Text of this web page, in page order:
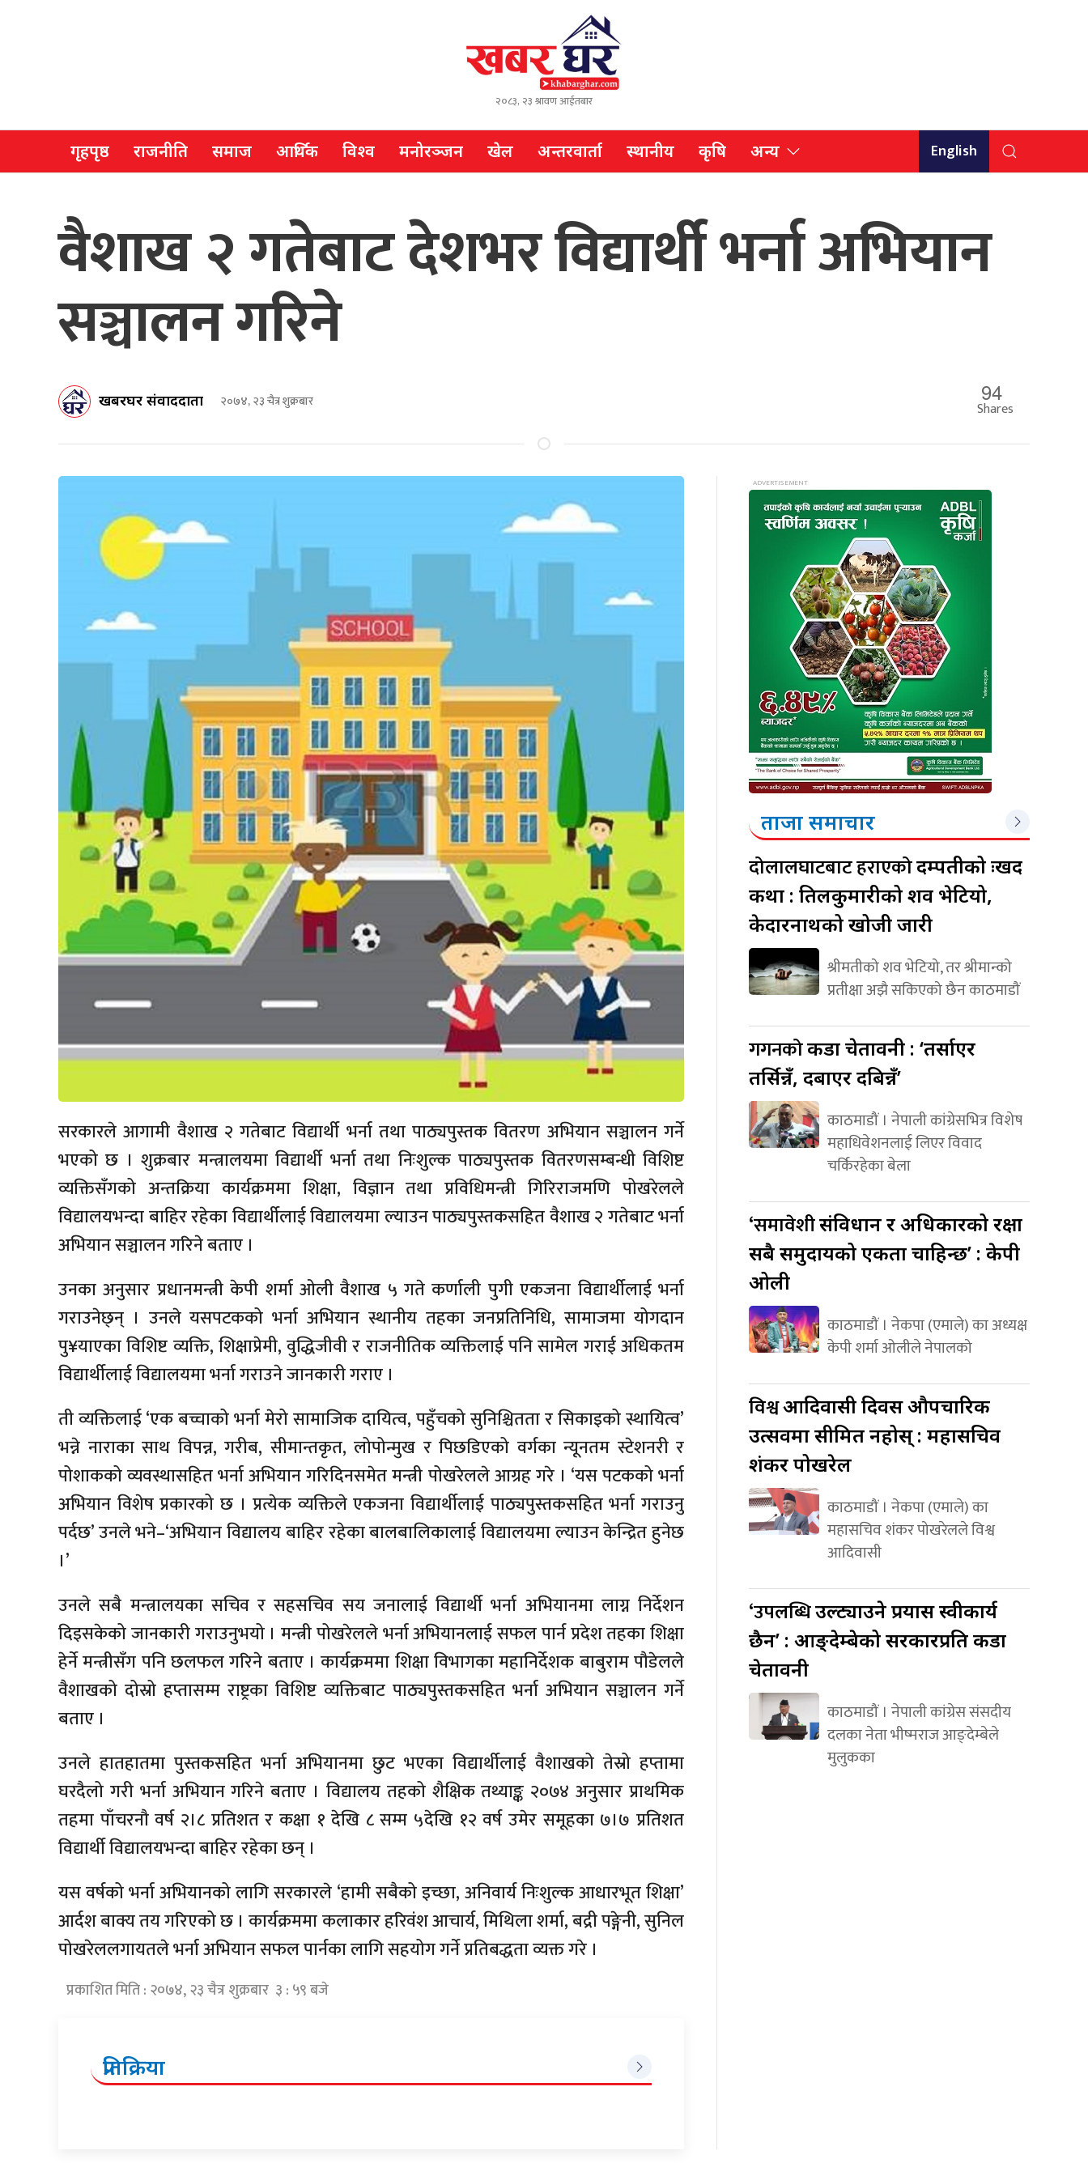
२०८३, २३ श्रावण आईतबार
गृहपृष्ठ राजनीति समाज आर्थिक विश्व मनोरञ्जन खेल अन्तरवार्ता स्थानीय कृषि अन्य English
वैशाख २ गतेबाट देशभर विद्यार्थी भर्ना अभियान
सञ्चालन गरिने
खबरघर संवाददाता २०७४, २३ चैत्र शुक्रबार 94
Shares
सरकारले आगामी वैशाख २ गतेबाट विद्यार्थी भर्ना तथा पाठ्यपुस्तक वितरण अभियान सञ्चालन गर्ने
भएको छ । शुक्रबार मन्त्रालयमा विद्यार्थी भर्ना तथा निःशुल्क पाठ्यपुस्तक वितरणसम्बन्धी विशिष्ट
व्यक्तिसँगको अन्तक्रिया कार्यक्रममा शिक्षा, विज्ञान तथा प्रविधिमन्त्री गिरिराजमणि पोखरेलले
विद्यालयभन्दा बाहिर रहेका विद्यार्थीलाई विद्यालयमा ल्याउन पाठ्यपुस्तकसहित वैशाख २ गतेबाट भर्ना
अभियान सञ्चालन गरिने बताए ।
उनका अनुसार प्रधानमन्त्री केपी शर्मा ओली वैशाख ५ गते कर्णाली पुगी एकजना विद्यार्थीलाई भर्ना
गराउनेछ्न् । उनले यसपटकको भर्ना अभियान स्थानीय तहका जनप्रतिनिधि, सामाजमा योगदान
पु¥याएका विशिष्ट व्यक्ति, शिक्षाप्रेमी, वुद्धिजीवी र राजनीतिक व्यक्तिलाई पनि सामेल गराई अधिकतम
विद्यार्थीलाई विद्यालयमा भर्ना गराउने जानकारी गराए ।
ती व्यक्तिलाई ‘एक बच्चाको भर्ना मेरो सामाजिक दायित्व, पहुँचको सुनिश्चितता र सिकाइको स्थायित्व’
भन्ने नाराका साथ विपन्न, गरीब, सीमान्तकृत, लोपोन्मुख र पिछडिएको वर्गका न्यूनतम स्टेशनरी र
पोशाकको व्यवस्थासहित भर्ना अभियान गरिदिनसमेत मन्त्री पोखरेलले आग्रह गरे । ‘यस पटकको भर्ना
अभियान विशेष प्रकारको छ । प्रत्येक व्यक्तिले एकजना विद्यार्थीलाई पाठ्यपुस्तकसहित भर्ना गराउनु
पर्दछ’ उनले भने–‘अभियान विद्यालय बाहिर रहेका बालबालिकालाई विद्यालयमा ल्याउन केन्द्रित हुनेछ
।’
उनले सबै मन्त्रालयका सचिव र सहसचिव सय जनालाई विद्यार्थी भर्ना अभियानमा लाग्न निर्देशन
दिइसकेको जानकारी गराउनुभयो । मन्त्री पोखरेलले भर्ना अभियानलाई सफल पार्न प्रदेश तहका शिक्षा
हेर्ने मन्त्रीसँग पनि छलफल गरिने बताए । कार्यक्रममा शिक्षा विभागका महानिर्देशक बाबुराम पौडेलले
वैशाखको दोस्रो हप्तासम्म राष्ट्रका विशिष्ट व्यक्तिबाट पाठ्यपुस्तकसहित भर्ना अभियान सञ्चालन गर्ने
बताए ।
उनले हातहातमा पुस्तकसहित भर्ना अभियानमा छुट भएका विद्यार्थीलाई वैशाखको तेस्रो हप्तामा
घरदैलो गरी भर्ना अभियान गरिने बताए । विद्यालय तहको शैक्षिक तथ्याङ्क २०७४ अनुसार प्राथमिक
तहमा पाँचरनौ वर्ष २।८ प्रतिशत र कक्षा १ देखि ८ सम्म ५देखि १२ वर्ष उमेर समूहका ७।७ प्रतिशत
विद्यार्थी विद्यालयभन्दा बाहिर रहेका छन् ।
यस वर्षको भर्ना अभियानको लागि सरकारले ‘हामी सबैको इच्छा, अनिवार्य निःशुल्क आधारभूत शिक्षा’
आर्दश बाक्य तय गरिएको छ । कार्यक्रममा कलाकार हरिवंश आचार्य, मिथिला शर्मा, बद्री पङ्गेनी, सुनिल
पोखरेललगायतले भर्ना अभियान सफल पार्नका लागि सहयोग गर्ने प्रतिबद्धता व्यक्त गरे ।
प्रकाशित मिति : २०७४, २३ चैत्र शुक्रबार ३ : ५९ बजे
प्रतिक्रिया
ताजा समाचार
दोलालघाटबाट हराएकोदम्पतीको दुःखद
कथा : तिलकुमारीको शव भेटियो,
केदारनाथको खोजी जारी
श्रीमतीको शव भेटियो, तर श्रीमान्को
प्रतीक्षा अझै सकिएको छैन काठमाडौं
गगनकोकडा चेतावनी : ‘तर्साएर
तर्सिन्नँ, दबाएर दबिन्नँ’
काठमाडौं । नेपाली कांग्रेसभित्र विशेष
महाधिवेशनलाई लिएर विवाद
चर्किरहेका बेला
‘समावेशीसंविधान र अधिकारको रक्षा
सबै समुदायको एकता चाहिन्छ’ : केपी
ओली
काठमाडौं । नेकपा (एमाले) का अध्यक्ष
केपी शर्मा ओलीले नेपालको
विश्वआदिवासी दिवस औपचारिक
उत्सवमा सीमित नहोस् : महासचिव
शंकर पोखरेल
काठमाडौं । नेकपा (एमाले) का
महासचिव शंकर पोखरेलले विश्व
आदिवासी
‘उपलब्धिउल्ट्याउने प्रयास स्वीकार्य
छैन’ : आङ्देम्बेको सरकारप्रति कडा
चेतावनी
काठमाडौं । नेपाली कांग्रेस संसदीय
दलका नेता भीष्मराज आङ्देम्बेले
मुलुकका